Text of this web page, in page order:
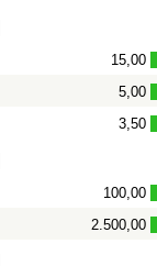
15,00
5,00
3,50
100,00
2.500,00